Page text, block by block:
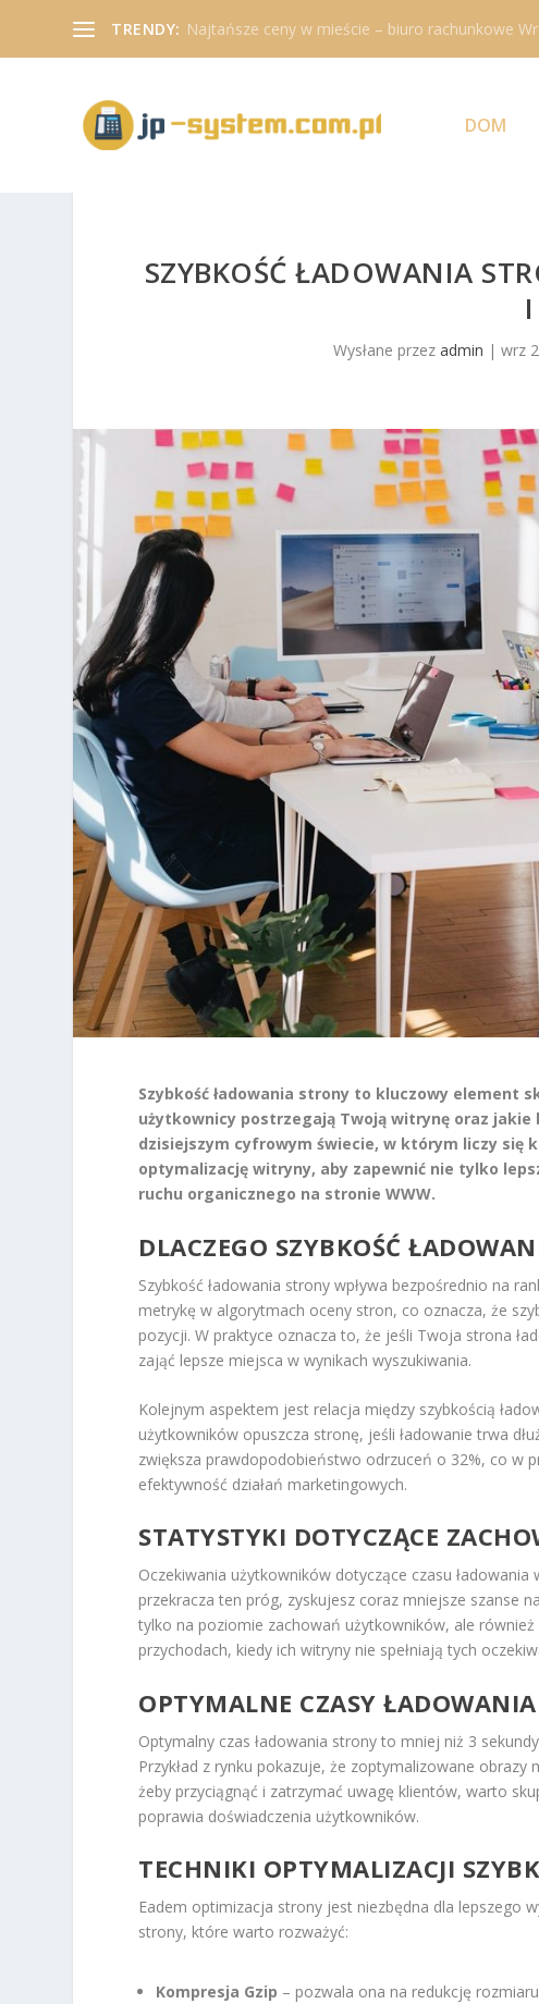
TRENDY: Najtańsze ceny w mieście – biuro rachunkowe
DOM
SZYBKOŚĆ ŁADOWANIA
Wysłane przez admin | wrz
Szybkość ładowania strony to kluczowy element
użytkownicy postrzegają Twoją witrynę oraz
dzisiejszym cyfrowym świecie, w którym liczy się
optymalizację witryny, aby zapewnić nie tylko
ruchu organicznego na stronie WWW.
DLACZEGO SZYBKOŚĆ
Szybkość ładowania strony wpływa bezpośrednio na
metrykę w algorytmach oceny stron, co oznacza, że
pozycji. W praktyce oznacza to, że jeśli Twoja strona
zająć lepsze miejsca w wynikach wyszukiwania.
Kolejnym aspektem jest relacja między szybkością
użytkowników opuszcza stronę, jeśli ładowanie trwa
zwiększa prawdopodobieństwo odrzuceń o 32%, co w
efektywność działań marketingowych.
STATYSTYKI DOTYCZĄCE
Oczekiwania użytkowników dotyczące czasu
przekracza ten próg, zyskujesz coraz mniejsze szanse
tylko na poziomie zachowań użytkowników, ale
przychodach, kiedy ich witryny nie spełniają tych
OPTYMALNE CZASY
Optymalny czas ładowania strony to mniej niż 3
Przykład z rynku pokazuje, że zoptymalizowane
żeby przyciągnąć i zatrzymać uwagę klientów, warto
poprawia doświadczenia użytkowników.
TECHNIKI OPTYMALIZACJI
Eadem optimizacja strony jest niezbędna dla lepszego
strony, które warto rozważyć:
Kompresja Gzip – pozwala ona na redukcję